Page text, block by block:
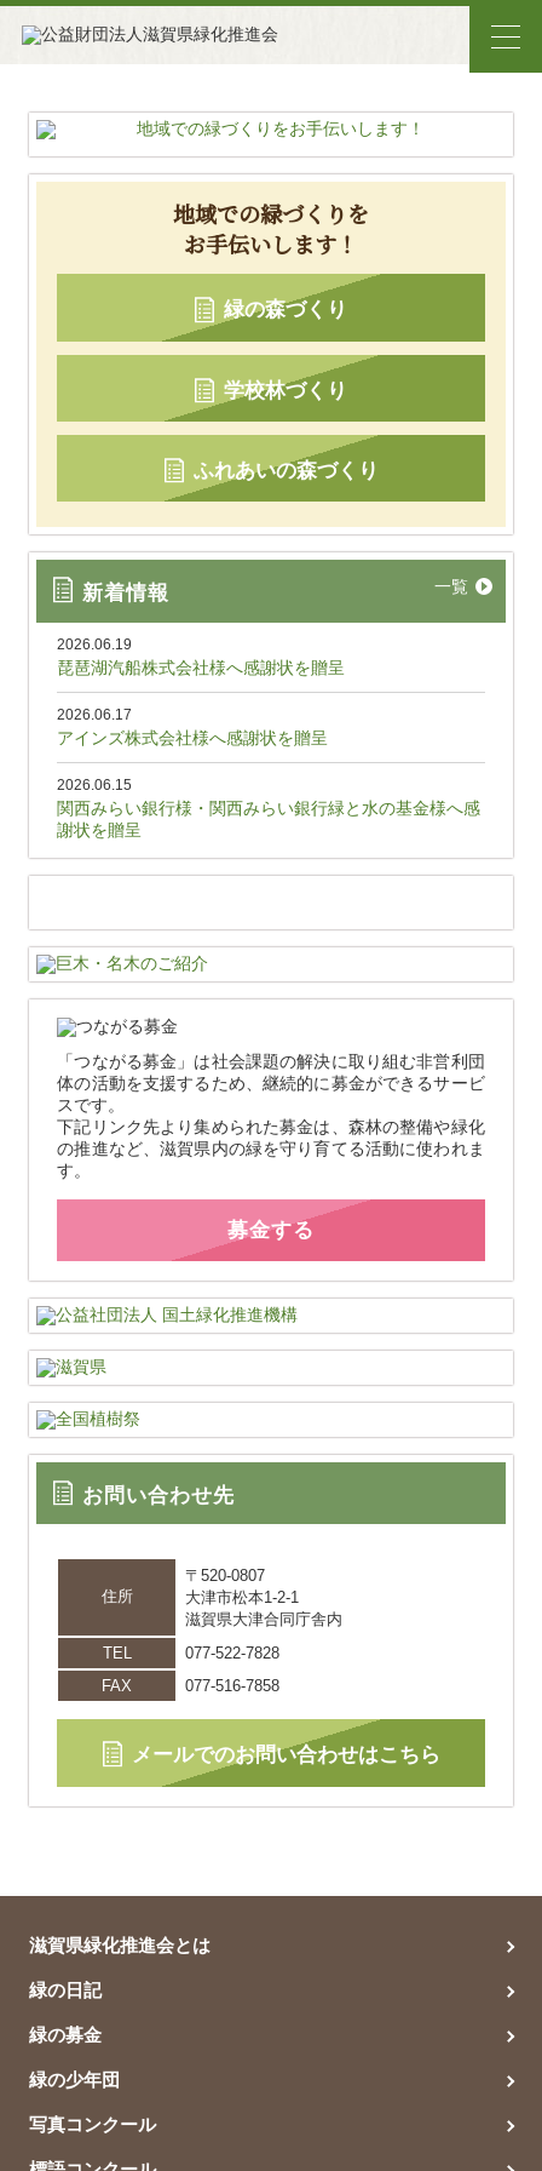
地域での緑づくりを
お手伝いします！
緑の森づくり
学校林づくり
ふれあいの森づくり
新着情報 一覧
2026.06.19
琵琶湖汽船株式会社様へ感謝状を贈呈
2026.06.17
アインズ株式会社様へ感謝状を贈呈
2026.06.15
関西みらい銀行様・関西みらい銀行緑と水の基金様へ感
謝状を贈呈
「つながる募金」は社会課題の解決に取り組む非営利団
体の活動を支援するため、継続的に募金ができるサービ
スです。
下記リンク先より集められた募金は、森林の整備や緑化
の推進など、滋賀県内の緑を守り育てる活動に使われま
す。
募金する
お問い合わせ先
住所
〒520-0807
大津市松本1-2-1
滋賀県大津合同庁舎内
TEL
077-522-7828
FAX
077-516-7858
メールでのお問い合わせはこちら
滋賀県緑化推進会とは
緑の日記
緑の募金
緑の少年団
写真コンクール